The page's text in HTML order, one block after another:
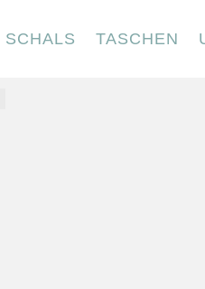
SCHALS TASCHEN